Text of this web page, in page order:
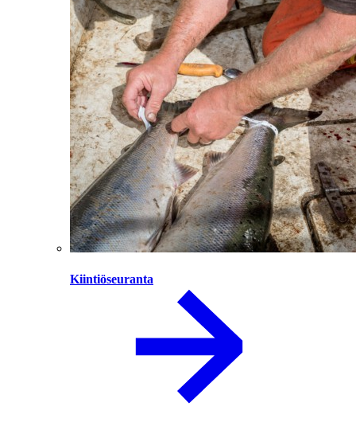
Kiintiöseuranta